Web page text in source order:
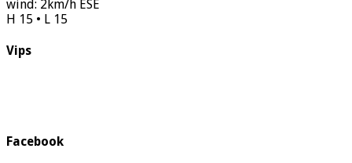
wind: 2km/h ESE
H 15 • L 15
Vips
Facebook